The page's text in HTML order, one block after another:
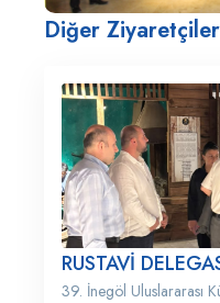
Diğer
RUSTAVİ
39. İnegöl Uluslararası